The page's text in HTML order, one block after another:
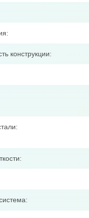
конструкции: